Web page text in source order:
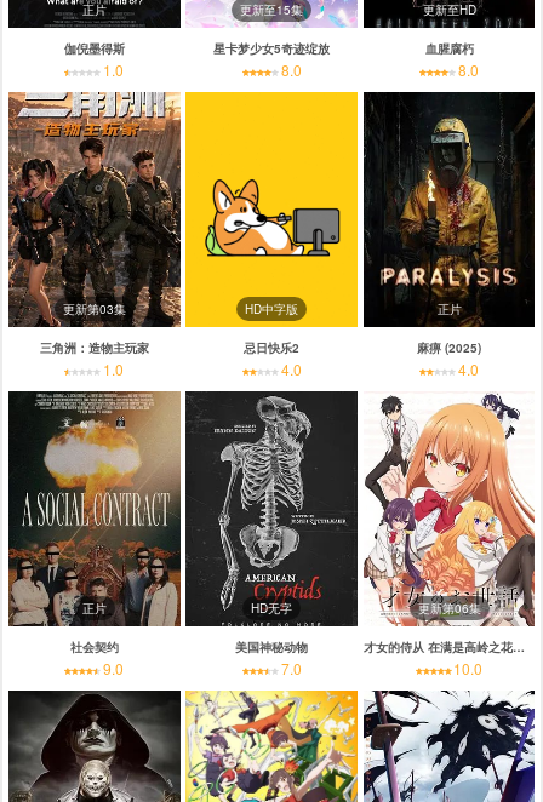
正片
伽倪墨得斯
1.0
更新至15集
星卡梦少女5奇迹绽放
8.0
更新至HD
血腥腐朽
8.0
更新第03集
三角洲：造物主玩家
1.0
HD中字版
忌日快乐2
4.0
正片
麻痹 (2025)
4.0
正片
社会契约
9.0
HD无字
美国神秘动物
7.0
更新第06集
才女的侍从 在满是高岭之花的贵族学校暗中照顾
10.0